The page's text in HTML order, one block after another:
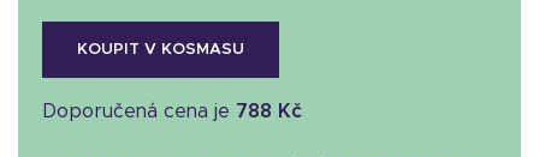
KOUPIT V KOSMASU
Doporučená cena je 788 Kč